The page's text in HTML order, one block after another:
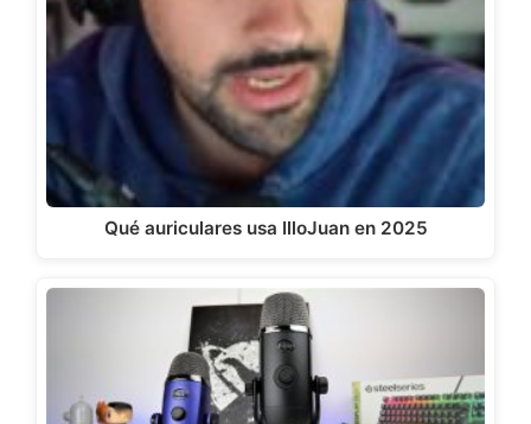
Qué auriculares usa IlloJuan en 2025